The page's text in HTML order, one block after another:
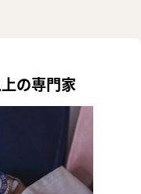
の専門家